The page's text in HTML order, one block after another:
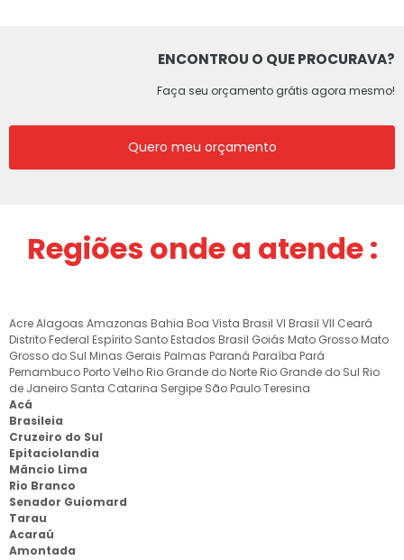
ENCONTROU O QUE PROCURAVA?
Faça seu orçamento grátis agora mesmo!
Quero meu orçamento
Regiões onde a atende :
AcreAlagoas Amazonas Bahia Boa Vista Brasil VI Brasil VII Ceará
Distrito Federal Espírito Santo Estados Brasil Goiás Mato Grosso Mato
Grosso do Sul Minas Gerais Palmas Paraná Paraíba Pará
Pernambuco Porto Velho Rio Grande do Norte Rio Grande do Sul Rio
de Janeiro Santa Catarina Sergipe São PauloTeresina
Acá
Brasileia
Cruzeiro do Sul
Epitaciolandia
Mâncio Lima
Rio Branco
Senador Guiomard
Tarau
Acaraú
Amontada